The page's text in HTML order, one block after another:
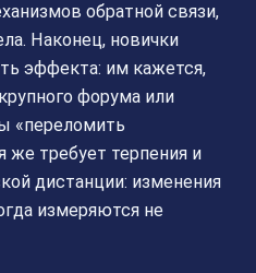
обратной связи,
Наконец, новички
эффекта: им кажется,
форума или
«переломить
требует терпения и
дистанции: изменения
измеряются не